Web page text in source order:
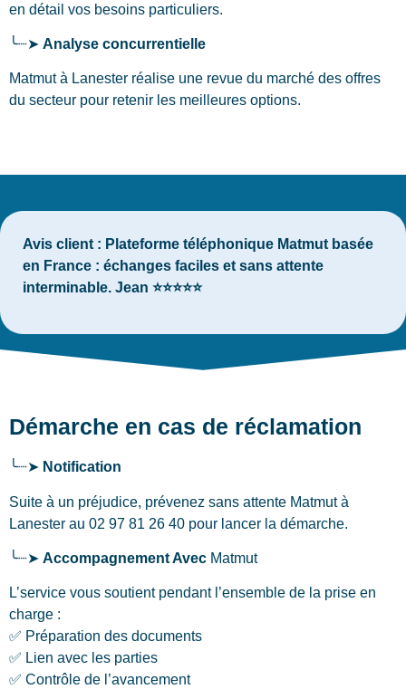
en détail vos besoins particuliers.
╰┈➤ Analyse concurrentielle
Matmut à Lanester réalise une revue du marché des offres
du secteur pour retenir les meilleures options.
Avis client : Plateforme téléphonique Matmut basée
en France : échanges faciles et sans attente
interminable. Jean ⭐⭐⭐⭐⭐
Démarche en cas de réclamation
╰┈➤ Notification
Suite à un préjudice, prévenez sans attente Matmutà
Lanester au 02 97 81 26 40 pour lancer la démarche.
╰┈➤ Accompagnement Avec Matmut
L’service vous soutient pendant l’ensemble de la prise en
charge :
✅ Préparation des documents
✅ Lien avec les parties
✅ Contrôle de l’avancement